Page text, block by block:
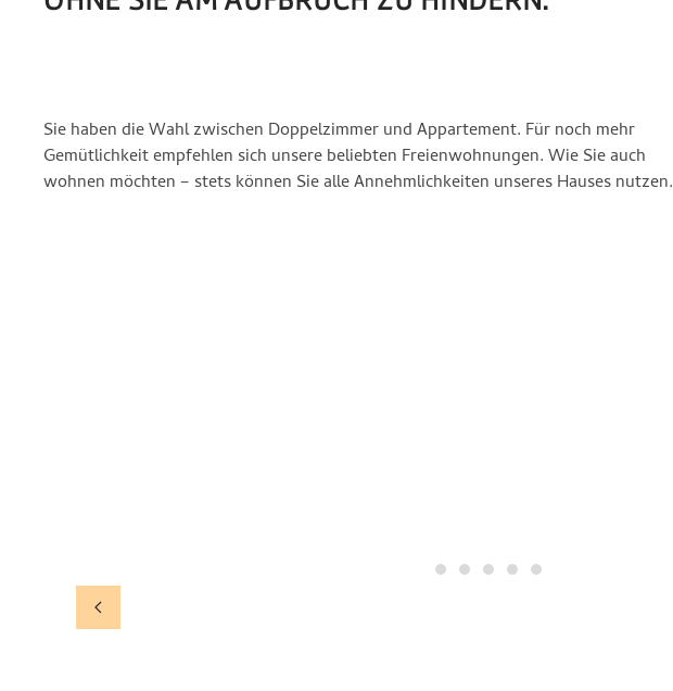
Sie haben die Wahl zwischen Doppelzimmer und Appartement. Für noch mehr
Gemütlichkeit empfehlen sich unsere beliebten Freienwohnungen. Wie Sie auch
wohnen möchten – stets können Sie alle Annehmlichkeiten unseres Hauses nutzen.
Wir haben für jeden Geschmack und jeden Geldbeutel das Richtige – überzeugen Sie
sich. Lassen Sie Ihre Seele baumeln und genießen Sie unseren fantastischen Blick auf